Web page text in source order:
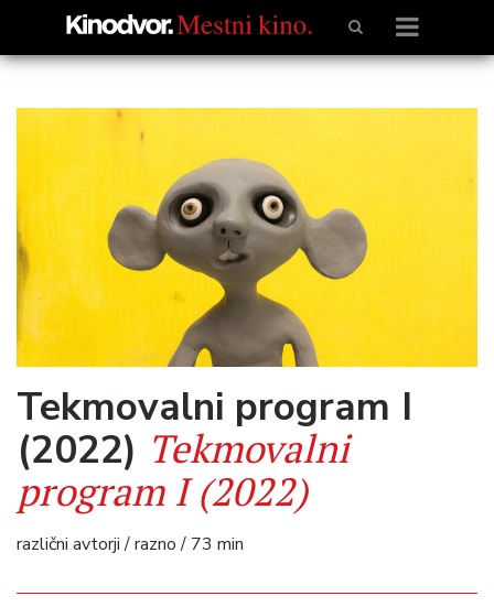
Tekmovalni program I
(2022) Tekmovalni
program I (2022)
različni avtorji / razno / 73 min